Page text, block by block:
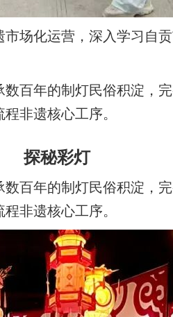
场化运营，深入学习自
百年的制灯民俗积淀，
非遗核心工序。
探秘彩灯
百年的制灯民俗积淀，
非遗核心工序。